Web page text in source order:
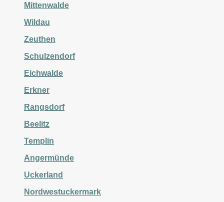
Mittenwalde
Wildau
Zeuthen
Schulzendorf
Eichwalde
Erkner
Rangsdorf
Beelitz
Templin
Angermünde
Uckerland
Nordwestuckermark